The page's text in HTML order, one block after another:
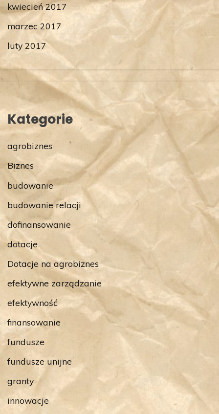
kwiecień 2017
marzec 2017
luty 2017
Kategorie
agrobiznes
Biznes
budowanie
budowanie relacji
dofinansowanie
dotacje
Dotacje na agrobiznes
efektywne zarządzanie
efektywność
finansowanie
fundusze
fundusze unijne
granty
innowacje